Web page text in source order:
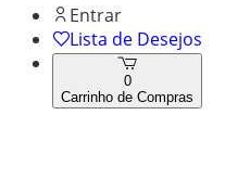
Entrar
Lista de Desejos
0
Carrinho de Compras